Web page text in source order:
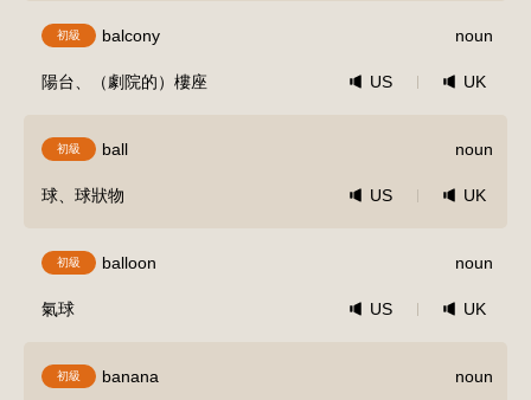
初級 balcony noun
陽台、（劇院的）樓座 US UK
初級 ball noun
球、球狀物 US UK
初級 balloon noun
氣球 US UK
初級 banana noun